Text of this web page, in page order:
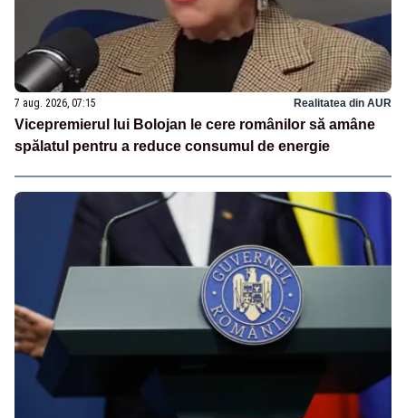
7 aug. 2026, 07:15 Realitatea din AUR
Vicepremierul lui Bolojan le cere românilor să amâne
spălatul pentru a reduce consumul de energie